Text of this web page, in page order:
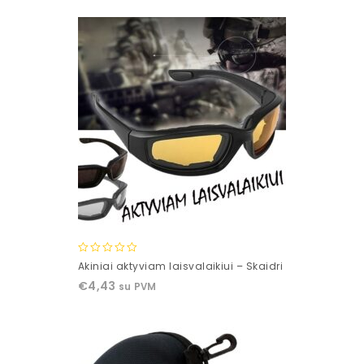
0
of
Akiniai aktyviam laisvalaikiui – Skaidri
€4,43 su PVM